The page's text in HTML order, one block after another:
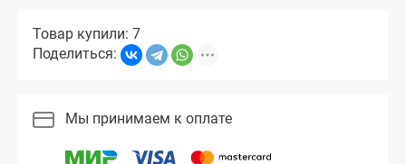
Товар купили: 7
Поделиться:
Мы принимаем к оплате